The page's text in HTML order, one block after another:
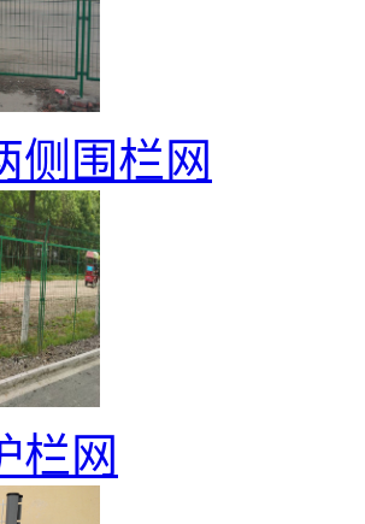
侧围栏网
栏网